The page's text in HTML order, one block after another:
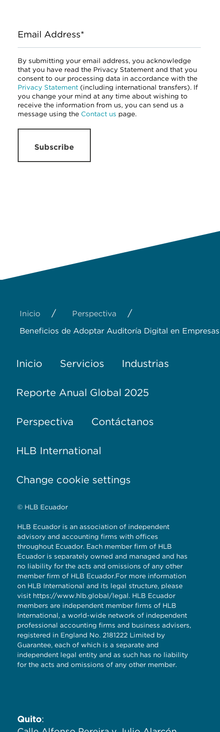
Email Address*
By submitting your email address, you acknowledge
that you have read the Privacy Statement and that you
consent to our processing data in accordance with the
Privacy Statement (including international transfers). If
you change your mind at any time about wishing to
receive the information from us, you can send us a
message using the Contact us page.
Subscribe
Inicio / Perspectiva /
Beneficios de Adoptar Auditoría Digital en
Inicio Servicios Industrias
Reporte Anual Global 2025
Perspectiva Contáctanos
HLB International
Change cookie settings
© HLB Ecuador
HLB Ecuador is an association of independent
advisory and accounting firms with offices
throughout Ecuador. Each member firm of HLB
Ecuador is separately owned and managed and has
no liability for the acts and omissions of any other
member firm of HLB Ecuador.For more information
on HLB International and its legal structure, please
visit https://www.hlb.global/legal. HLB Ecuador
members are independent member firms of HLB
International, a world-wide network of independent
professional accounting firms and business advisers,
registered in England No. 2181222 Limited by
Guarantee, each of which is a separate and
independent legal entity and as such has no liability
for the acts and omissions of any other member.
Quito: